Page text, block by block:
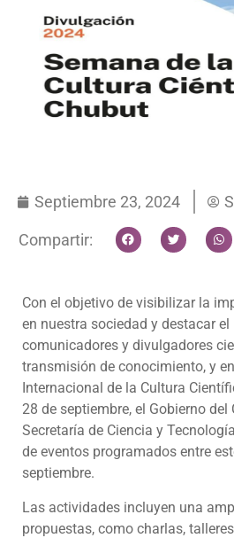
Septiembre 23, 2024
Compartir:
Con el objetivo de visibilizar la
en nuestra sociedad y destacar
comunicadores y divulgadores
transmisión de conocimiento, y
Internacional de la Cultura
28 de septiembre, el Gobierno del
Secretaría de Ciencia y
de eventos programados entre
septiembre.
Las actividades incluyen una
propuestas, como charlas,